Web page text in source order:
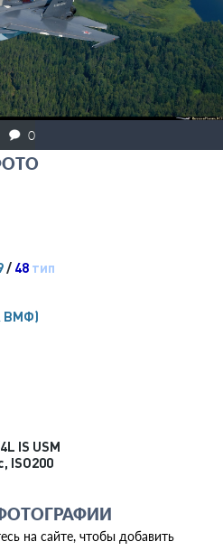
0
/ 48 тип
ВМФ)
IS USM
, ISO200
на сайте, чтобы добавить